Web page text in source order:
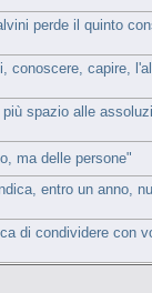
perde il quinto
conoscere, capire,
spazio alle
ma delle persone"
entro un anno,
di condividere con